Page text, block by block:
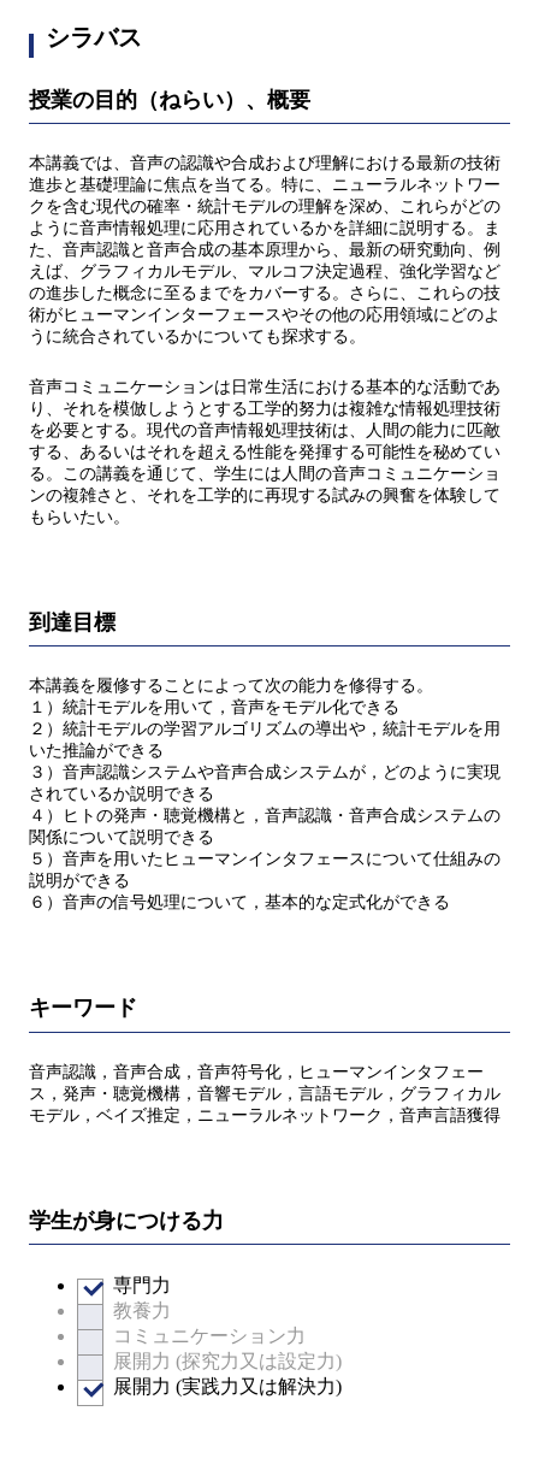
シラバス
授業の目的（ねらい）、概要
本講義では、音声の認識や合成および理解における最新の技術
進歩と基礎理論に焦点を当てる。特に、ニューラルネットワー
クを含む現代の確率・統計モデルの理解を深め、これらがどの
ように音声情報処理に応用されているかを詳細に説明する。ま
た、音声認識と音声合成の基本原理から、最新の研究動向、例
えば、グラフィカルモデル、マルコフ決定過程、強化学習など
の進歩した概念に至るまでをカバーする。さらに、これらの技
術がヒューマンインターフェースやその他の応用領域にどのよ
うに統合されているかについても探求する。
音声コミュニケーションは日常生活における基本的な活動であ
り、それを模倣しようとする工学的努力は複雑な情報処理技術
を必要とする。現代の音声情報処理技術は、人間の能力に匹敵
する、あるいはそれを超える性能を発揮する可能性を秘めてい
る。この講義を通じて、学生には人間の音声コミュニケーショ
ンの複雑さと、それを工学的に再現する試みの興奮を体験して
もらいたい。
到達目標
本講義を履修することによって次の能力を修得する。
１）統計モデルを用いて，音声をモデル化できる
２）統計モデルの学習アルゴリズムの導出や，統計モデルを用
いた推論ができる
３）音声認識システムや音声合成システムが，どのように実現
されているか説明できる
４）ヒトの発声・聴覚機構と，音声認識・音声合成システムの
関係について説明できる
５）音声を用いたヒューマンインタフェースについて仕組みの
説明ができる
６）音声の信号処理について，基本的な定式化ができる
キーワード
音声認識，音声合成，音声符号化，ヒューマンインタフェー
ス，発声・聴覚機構，音響モデル，言語モデル，グラフィカル
モデル，ベイズ推定，ニューラルネットワーク，音声言語獲得
学生が身につける力
専門力
教養力
コミュニケーション力
展開力 (探究力又は設定力)
展開力 (実践力又は解決力)